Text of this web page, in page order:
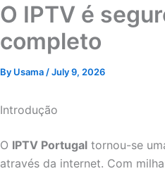
O IPTV é
completo
By Usama /July 9, 2026
Introdução
O IPTV Portugal tornou-se
através da internet. Com